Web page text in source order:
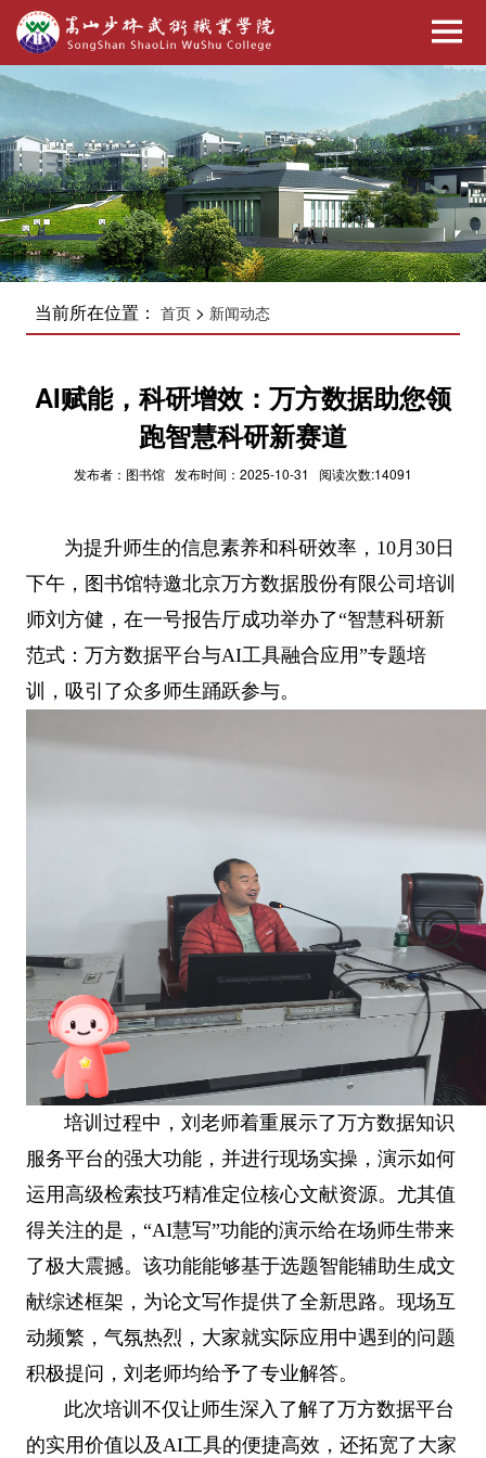
当前所在位置： 首页> 新闻动态
AI赋能，科研增效：万方数据助您领
跑智慧科研新赛道
发布者：图书馆 发布时间：2025-10-31 阅读次数:14091
为提升师生的信息素养和科研效率，10月30日
下午，图书馆特邀北京万方数据股份有限公司培训
师刘方健，在一号报告厅成功举办了“智慧科研新
范式：万方数据平台与AI工具融合应用”专题培
训，吸引了众多师生踊跃参与。
培训过程中，刘老师着重展示了万方数据知识
服务平台的强大功能，并进行现场实操，演示如何
运用高级检索技巧精准定位核心文献资源。尤其值
得关注的是，“AI慧写”功能的演示给在场师生带来
了极大震撼。该功能能够基于选题智能辅助生成文
献综述框架，为论文写作提供了全新思路。现场互
动频繁，气氛热烈，大家就实际应用中遇到的问题
积极提问，刘老师均给予了专业解答。
此次培训不仅让师生深入了解了万方数据平台
的实用价值以及AI工具的便捷高效，还拓宽了大家